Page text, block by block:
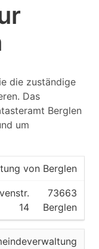
die zuständige
Das
Berglen
um
von Berglen
14
73663
Berglen